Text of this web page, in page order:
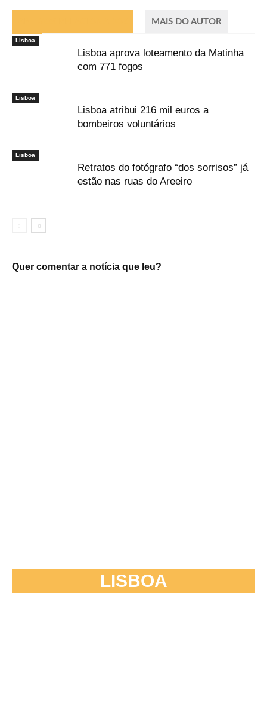
MAIS DO AUTOR
Lisboa
Lisboa aprova loteamento da Matinha
com 771 fogos
Lisboa
Lisboa atribui 216 mil euros a
bombeiros voluntários
Lisboa
Retratos do fotógrafo “dos sorrisos” já
estão nas ruas do Areeiro
Quer comentar a notícia que leu?
LISBOA